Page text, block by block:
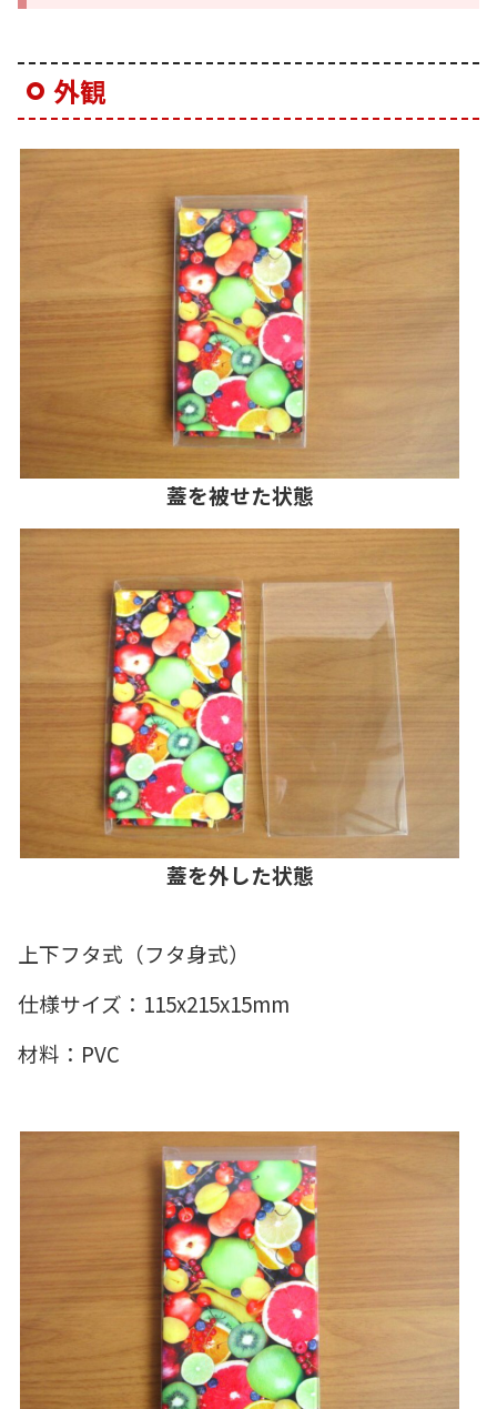
外観
蓋を被せた状態
蓋を外した状態
上下フタ式（フタ身式）
仕様サイズ：115x215x15mm
材料：PVC